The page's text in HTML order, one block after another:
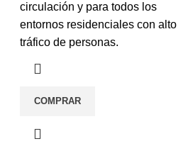
circulación y para todos los
entornos residenciales con alto
tráfico de personas.
COMPRAR